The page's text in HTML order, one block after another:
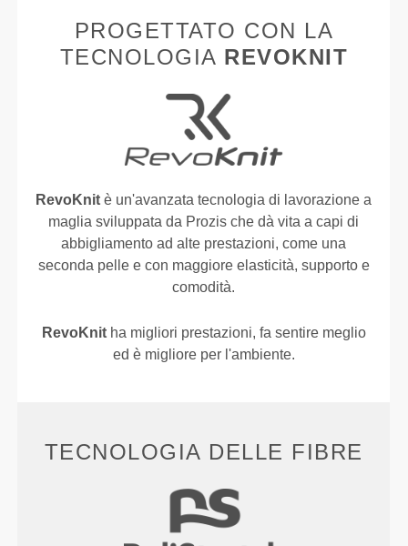
PROGETTATO CON LA
TECNOLOGIA REVOKNIT
RevoKnit è un'avanzata tecnologia di lavorazione a
maglia sviluppata da Prozis che dà vita a capi di
abbigliamento ad alte prestazioni, come una
seconda pelle e con maggiore elasticità, supporto e
comodità.
RevoKnitha migliori prestazioni, fa sentire meglio
ed è migliore per l'ambiente.
TECNOLOGIA DELLE FIBRE